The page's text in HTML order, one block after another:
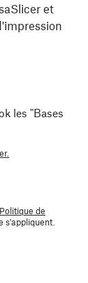
et
les "Bases
Politique de
s'appliquent.